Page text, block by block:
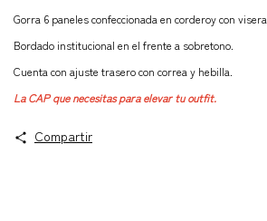
Gorra 6 paneles confeccionada en corderoy con visera.
Bordado institucional en el frente a sobretono.
Cuenta con ajuste trasero con correa y hebilla.
La CAP que necesitas para elevar tu outfit.
Compartir